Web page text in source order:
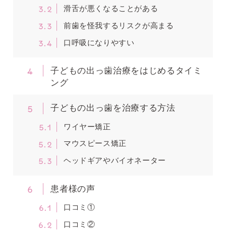
3.2 滑舌が悪くなることがある
3.3 前歯を怪我するリスクが高まる
3.4 口呼吸になりやすい
4
子どもの出っ歯治療をはじめるタイミ
ング
5 子どもの出っ歯を治療する方法
5.1 ワイヤー矯正
5.2 マウスピース矯正
5.3 ヘッドギアやバイオネーター
6 患者様の声
6.1 口コミ①
6.2 口コミ②